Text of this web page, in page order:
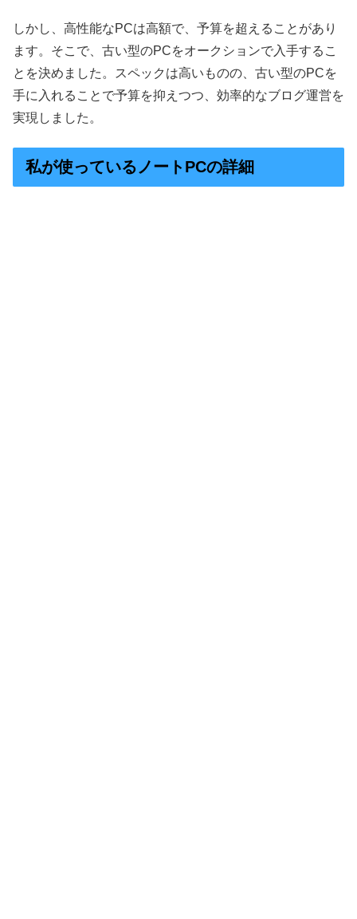
しかし、高性能なPCは高額で、予算を超えることがあり
ます。そこで、古い型のPCをオークションで入手するこ
とを決めました。スペックは高いものの、古い型のPCを
手に入れることで予算を抑えつつ、効率的なブログ運営を
実現しました。
私が使っているノートPCの詳細